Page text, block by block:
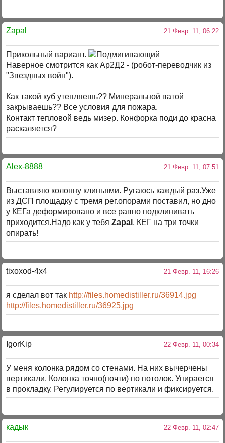
Zapal 21 Февр. 11, 06:22
Прикольный вариант.
Наверное смотрится как Ар2Д2 - (робот-переводчик из
"Звездных войн").
Как такой куб утепляешь?? Минеральной ватой
закрываешь?? Все условия для пожара.
Контакт тепловой ведь мизер. Конфорка поди до красна
раскаляется?
Alex-8888 21 Февр. 11, 07:51
Выставляю колонну клиньями. Ругаюсь каждый раз.Уже
из ДСП площадку с тремя рег.опорами поставил, но дно
у КЕГа деформировано и все равно подклинивать
приходится.Надо как у тебяZapal , КЕГ на три точки
опирать!
tixoxod-4x4 21 Февр. 11, 16:26
я сделал вот так http://files.homedistiller.ru/36914.jpg
http://files.homedistiller.ru/36925.jpg
IgorKip 22 Февр. 11, 00:34
У меня колонка рядом со стенами. На них вычерчены
вертикали. Колонка точно(почти) по потолок. Упирается
в прокладку. Регулируется по вертикали и фиксируется.
кадык 22 Февр. 11, 02:47